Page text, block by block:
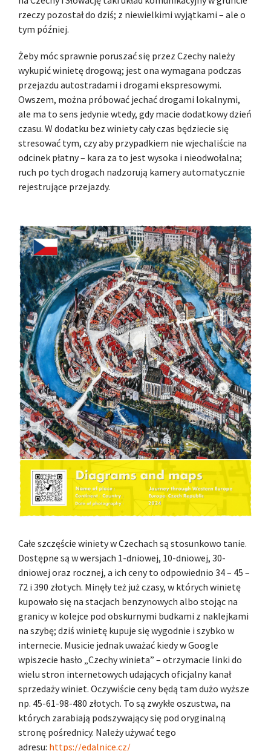
rzeczy pozostał do dziś; z niewielkimi wyjątkami – ale o
tym później.
Żeby móc sprawnie poruszać się przez Czechy należy
wykupić winietę drogową; jest ona wymagana podczas
przejazdu autostradami i drogami ekspresowymi.
Owszem, można próbować jechać drogami lokalnymi,
ale ma to sens jedynie wtedy, gdy macie dodatkowy dzień
czasu. W dodatku bez winiety cały czas będziecie się
stresować tym, czy aby przypadkiem nie wjechaliście na
odcinek płatny – kara za to jest wysoka i nieodwołalna;
ruch po tych drogach nadzorują kamery automatycznie
rejestrujące przejazdy.
Całe szczęście winiety w Czechach są stosunkowo tanie.
Dostępne są w wersjach 1-dniowej, 10-dniowej, 30-
dniowej oraz rocznej, a ich ceny to odpowiednio 34 – 45 –
72 i 390 złotych. Minęły też już czasy, w których winietę
kupowało się na stacjach benzynowych albo stojąc na
granicy w kolejce pod obskurnymi budkami z naklejkami
na szybę; dziś winietę kupuje się wygodnie i szybko w
internecie. Musicie jednak uważać kiedy w Google
wpiszecie hasło „Czechy winieta” – otrzymacie linki do
wielu stron internetowych udających oficjalny kanał
sprzedaży winiet. Oczywiście ceny będą tam dużo wyższe
np. 45-61-98-480 złotych. To są zwykłe oszustwa, na
których zarabiają podszywający się pod oryginalną
stronę pośrednicy. Należy używać tego
adresu: https://edalnice.cz/